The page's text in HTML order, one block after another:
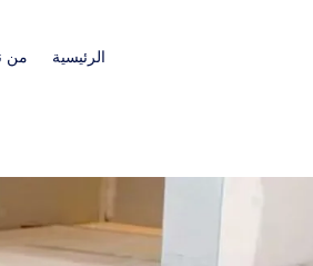
الرئيسية من